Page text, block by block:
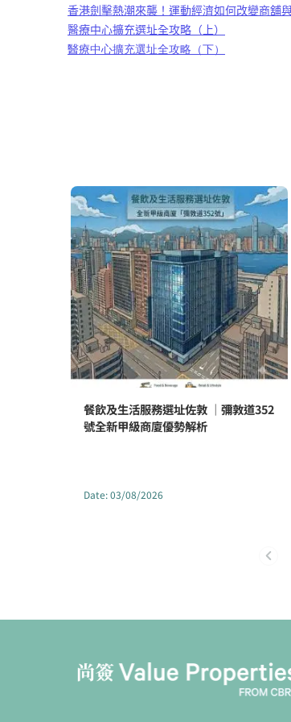
香港劍擊熱潮來襲！運動經濟如何改變商舖
醫療中心擴充選址全攻略（上）
醫療中心擴充選址全攻略（下）
餐飲及生活服務選址佐敦 ｜彌敦道352
號全新甲級商廈優勢解析
Date:03/08/2026